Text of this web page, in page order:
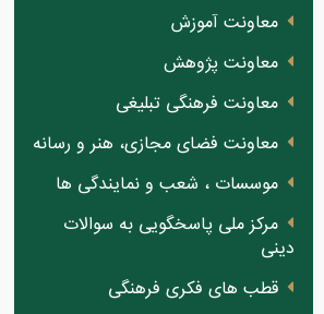
معاونت آموزش
معاونت پژوهش
معاونت فرهنگی تبلیغی
معاونت فضای مجازی، هنر و رسانه
موسسات ، شعب و نمایندگی ها
مرکز ملی پاسخگویی به سوالات
دینی
قطب های فکری فرهنگی